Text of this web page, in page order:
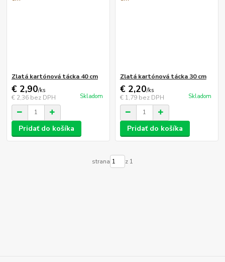
Zlatá kartónová tácka 40 cm
€ 2,90/ks
€ 2,36 bez DPH Skladom
Pridať do košíka
Zlatá kartónová tácka 30 cm
€ 2,20/ks
€ 1,79 bez DPH Skladom
Pridať do košíka
strana z 1